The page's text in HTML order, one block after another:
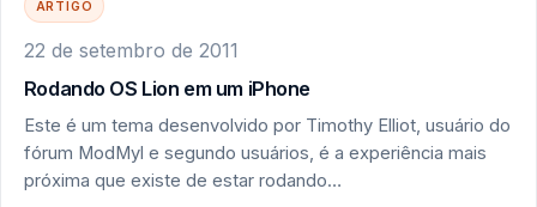
ARTIGO
22 de setembro de 2011
Rodando OS Lion em um iPhone
Este é um tema desenvolvido por Timothy Elliot, usuário do
fórum ModMyl e segundo usuários, é a experiência mais
próxima que existe de estar rodando…